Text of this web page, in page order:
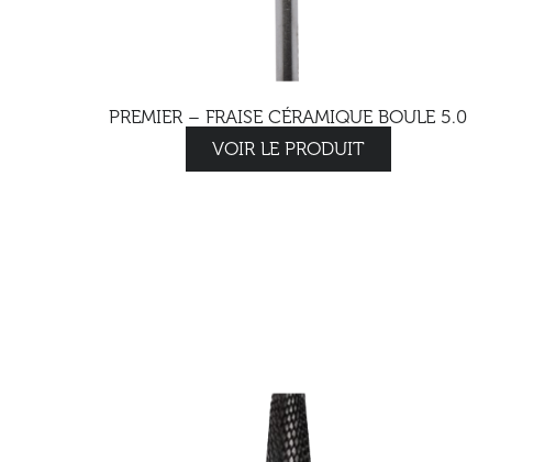
PREMIER – FRAISE CÉRAMIQUE BOULE 5.0
VOIR LE PRODUIT